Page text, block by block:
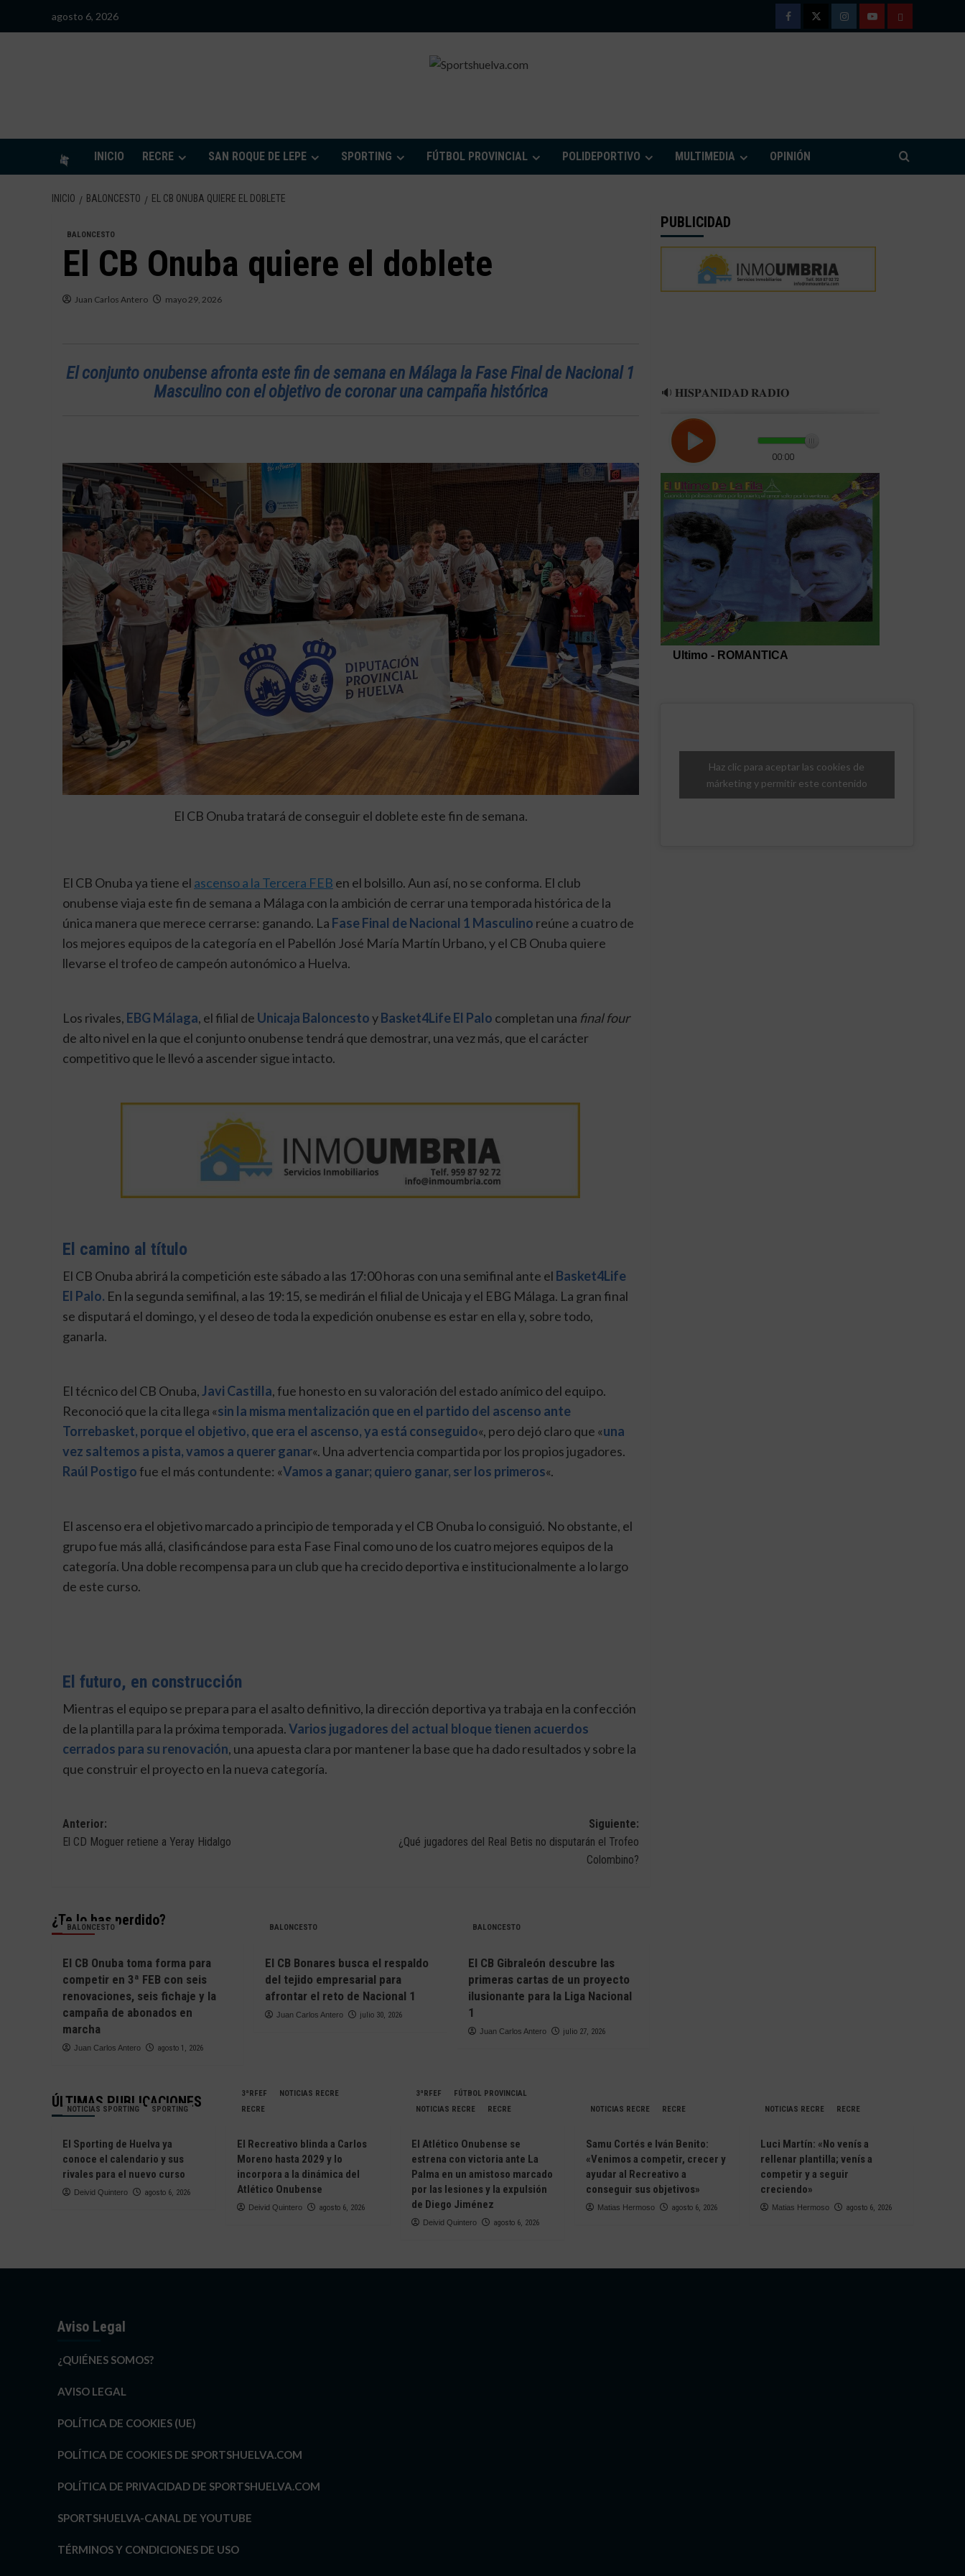
agosto 6, 2026
FacebookTwitterInstagramYoutubeTÉRMINOS
INICIO RECRE SAN ROQUE DE LEPE SPORTING FÚTBOL PROVINCIAL POLIDEPORTIVO MULTIMEDIA OPINIÓN
INICIO BALONCESTO EL CB ONUBA QUIERE EL DOBLETE
BALONCESTO
El CB Onuba quiere el doblete
Juan Carlos Antero mayo 29, 2026
El conjunto onubense afronta este fin de semana en Málaga la Fase Final de Nacional 1
Masculino con el objetivo de coronar una campaña histórica
El CB Onuba tratará de conseguir el doblete este fin de semana.
El CB Onuba ya tiene el ascenso a la Tercera FEB en el bolsillo. Aun así, no se conforma. El club
onubense viaja este fin de semana a Málaga con la ambición de cerrar una temporada histórica de la
única manera que merece cerrarse: ganando. La Fase Final de Nacional 1 Masculino reúne a cuatro de
los mejores equipos de la categoría en el Pabellón José María Martín Urbano, y el CB Onuba quiere
llevarse el trofeo de campeón autonómico a Huelva.
Los rivales, EBG Málaga, el filial de Unicaja BaloncestoyBasket4Life El Palo completan una final four
de alto nivel en la que el conjunto onubense tendrá que demostrar, una vez más, que el carácter
competitivo que le llevó a ascender sigue intacto.
El camino al título
El CB Onuba abrirá la competición este sábado a las 17:00 horas con una semifinal ante el Basket4Life
El Palo. En la segunda semifinal, a las 19:15, se medirán el filial de Unicaja y el EBG Málaga. La gran final
se disputará el domingo, y el deseo de toda la expedición onubense es estar en ella y, sobre todo,
ganarla.
El técnico del CB Onuba,Javi Castilla, fue honesto en su valoración del estado anímico del equipo.
Reconoció que la cita llega «sin la misma mentalización que en el partido del ascenso ante
Torrebasket, porque el objetivo, que era el ascenso, ya está conseguido«, pero dejó claro que «una
vez saltemos a pista, vamos a querer ganar«. Una advertencia compartida por los propios jugadores.
Raúl Postigofue el más contundente: «Vamos a ganar; quiero ganar, ser los primeros«.
El ascenso era el objetivo marcado a principio de temporada y el CB Onuba lo consiguió. No obstante, el
grupo fue más allá, clasificándose para esta Fase Final como uno de los cuatro mejores equipos de la
categoría. Una doble recompensa para un club que ha crecido deportiva e institucionalmente a lo largo
de este curso.
El futuro, en construcción
Mientras el equipo se prepara para el asalto definitivo, la dirección deportiva ya trabaja en la confección
de la plantilla para la próxima temporada.Varios jugadores del actual bloque tienen acuerdos
cerrados para su renovación, una apuesta clara por mantener la base que ha dado resultados y sobre la
que construir el proyecto en la nueva categoría.
Navegación
de
Anterior:
El CD Moguer retiene a Yeray Hidalgo
Siguiente:
¿Qué jugadores del Real Betis no disputarán el Trofeo
Colombino?
¿Te lo has perdido?
BALONCESTO
El CB Onuba toma forma para
competir en 3ª FEB con seis
renovaciones, seis fichaje y la
campaña de abonados en
marcha
Juan Carlos Antero agosto 1, 2026
BALONCESTO
El CB Bonares busca el respaldo
del tejido empresarial para
afrontar el reto de Nacional 1
Juan Carlos Antero julio 30, 2026
BALONCESTO
El CB Gibraleón descubre las
primeras cartas de un proyecto
ilusionante para la Liga Nacional
1
Juan Carlos Antero julio 27, 2026
PUBLICIDAD
🔉 𝐇𝐈𝐒𝐏𝐀𝐍𝐈𝐃𝐀𝐃 𝐑𝐀𝐃𝐈𝐎
Haz clic para aceptar las cookies de
márketing y permitir este contenido
ÚLTIMAS PUBLICACIONES
NOTICIAS SPORTING SPORTING
El Sporting de Huelva ya
conoce el calendario y sus
rivales para el nuevo curso
Deivid Quintero agosto 6, 2026
3ªRFEF
NOTICIAS RECRE
RECRE
El Recreativo blinda a Carlos
Moreno hasta 2029 y lo
incorpora a la dinámica del
Atlético Onubense
Deivid Quintero agosto 6, 2026
3ªRFEF
FÚTBOL PROVINCIAL
NOTICIAS RECRE
RECRE
El Atlético Onubense se
estrena con victoria ante La
Palma en un amistoso marcado
por las lesiones y la expulsión
de Diego Jiménez
Deivid Quintero agosto 6, 2026
NOTICIAS RECRE RECRE
Samu Cortés e Iván Benito:
«Venimos a competir, crecer y
ayudar al Recreativo a
conseguir sus objetivos»
Matias Hermoso agosto 6, 2026
NOTICIAS RECRE RECRE
Luci Martín: «No venís a
rellenar plantilla; venís a
competir y a seguir
creciendo»
Matias Hermoso agosto 6, 2026
Aviso Legal
¿QUIÉNES SOMOS?
AVISO LEGAL
POLÍTICA DE COOKIES (UE)
POLÍTICA DE COOKIES DE SPORTSHUELVA.COM
POLÍTICA DE PRIVACIDAD DE SPORTSHUELVA.COM
SPORTSHUELVA-CANAL DE YOUTUBE
TÉRMINOS Y CONDICIONES DE USO